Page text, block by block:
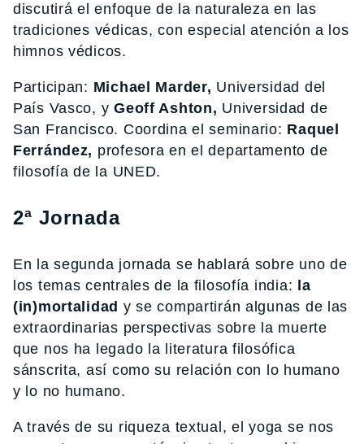
discutirá el enfoque de la naturaleza en las
tradiciones védicas, con especial atención a los
himnos védicos.
Participan: Michael Marder, Universidad del
País Vasco, yGeoff Ashton, Universidad de
San Francisco. Coordina el seminario: Raquel
Ferrández, profesora en el departamento de
filosofía de la UNED.
2ª Jornada
En la segunda jornada se hablará sobre uno de
los temas centrales de la filosofía india: la
(in)mortalidad y se compartirán algunas de las
extraordinarias perspectivas sobre la muerte
que nos ha legado la literatura filosófica
sánscrita, así como su relación con lo humano
y lo no humano.
A través de su riqueza textual, el yoga se nos